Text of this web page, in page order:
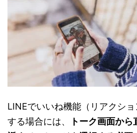
LINEでいいね機能（リアクシ
する場合には、
トーク画面か